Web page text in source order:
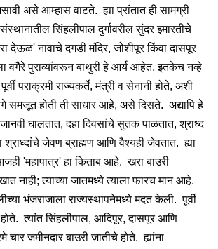
असे आम्हास वाटते. ह्या प्रांतात ही सामग्री
सिंहलीपाल दुर्गावरील सुंदर इमारतीचे
देऊळ' नावाचे दगडी मंदिर, जोशीपूर किंवा दासपूर
वगैरे पुराव्यांवरून बाथुरी हे आर्य आहेत, इतकेच नव्हे
पराक्रमी राज्यकर्ते, मंत्री व सेनानी होते, अशी
समजूत होती ती साधार आहे, असे दिसते. अद्यापि हे
घालतात, दहा दिवसांचे सुतक पाळतात, श्राध्द
श्राध्दांचे जेवण ब्राह्मण आणि वैश्यही जेवतात. ह्या
'महापात्र' हा किताब आहे. खरा बाउरी
खात नाही; त्याच्या जातमध्ये त्याला फारच मान आहे.
भंजराजाला राज्यस्थापनेमध्ये मदत केली. पूर्वी
होते. त्यांत सिंहलीपाल, आदिपूर, दासपूर आणि
जमीनदार बाउरी जातीचे होते. ह्यांना